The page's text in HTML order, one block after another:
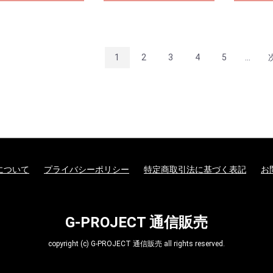
1 2 3 4 5 ...
ついて プライバシーポリシー 特定商取引法に基づく表記 お
G-PROJECT 通信販売
copyright (c) G-PROJECT 通信販売 all rights reserved.